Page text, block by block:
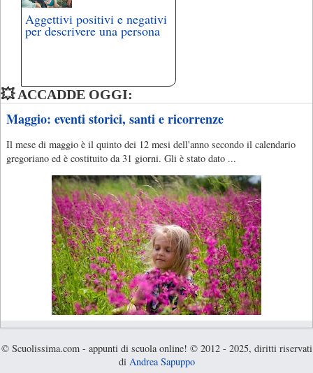
Aggettivi positivi e negativi
per descrivere una persona
💥 ACCADDE OGGI:
Maggio: eventi storici, santi e ricorrenze
Il mese di maggio è il quinto dei 12 mesi dell'anno secondo il calendario
gregoriano ed è costituito da 31 giorni. Gli è stato dato ...
© Scuolissima.com - appunti di scuola online! © 2012 - 2025, diritti riservati
di Andrea Sapuppo